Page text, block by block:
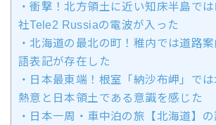
・衝撃！北方領土に近い知床半島で
社Tele2 Russiaの電波が入った
・北海道の最北の町！稚内では道路
語表記が存在した
・日本最東端！根室「納沙布岬」で
熱意と日本領土である意識を感じた
・日本一周・車中泊の旅【北海道】